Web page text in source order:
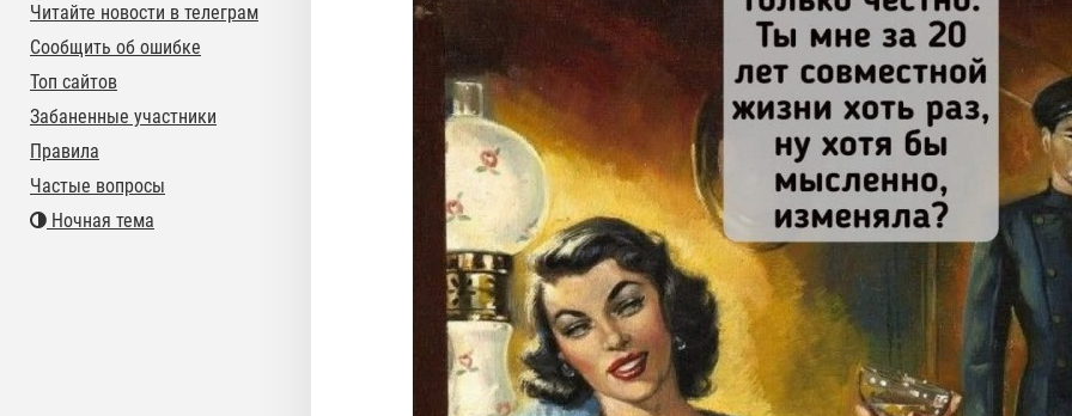
Читайте новости в телеграм
Сообщить об ошибке
Топ сайтов
Забаненные участники
Правила
Частые вопросы
Ночная тема